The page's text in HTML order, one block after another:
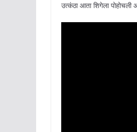
उत्कंठा आता शिगेला पोहोचली